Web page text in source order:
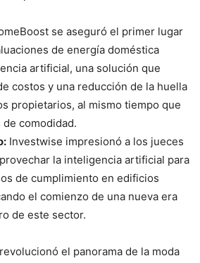
se aseguró el primer lugar
de energía doméstica
artificial, una solución que
costos y una reducción de la huella
propietarios, al mismo tiempo que
comodidad.
Investwise impresionó a los jueces
la inteligencia artificial para
de cumplimiento en edificios
el comienzo de una nueva era
de este sector.
el panorama de la moda